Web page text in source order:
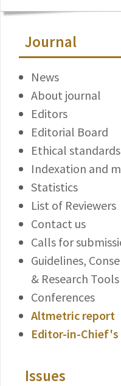
Journal
News
About journal
Editors
Editorial Board
Ethical
Indexation and
Statistics
List of Reviewers
Contact us
Calls for
Guidelines,
& Research Tools
Conferences
Altmetric report
Editor-in-Chief's
Issues